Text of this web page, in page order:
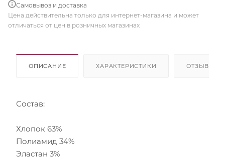
Самовывоз и доставка
Цена действительна только для интернет-магазина и может
отличаться от цен в розничных магазинах
ОПИСАНИЕ ХАРАКТЕРИСТИКИ ОТЗЫВЫ
Состав:
Хлопок 63%
Полиамид 34%
Эластан 3%